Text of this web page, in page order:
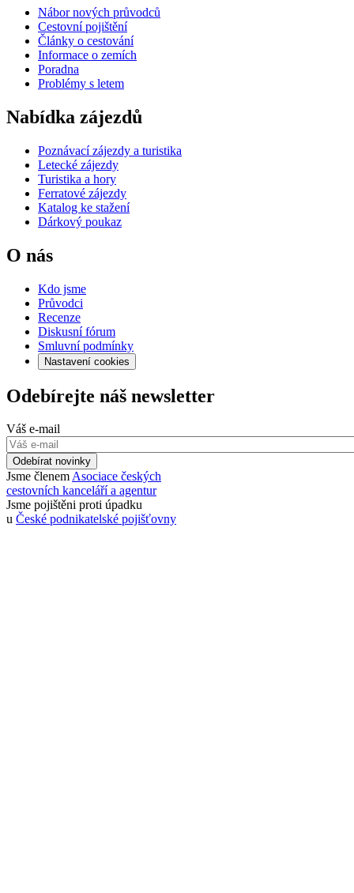
Nábor nových průvodců
Cestovní pojištění
Články o cestování
Informace o zemích
Poradna
Problémy s letem
Nabídka zájezdů
Poznávací zájezdy a turistika
Letecké zájezdy
Turistika a hory
Ferratové zájezdy
Katalog ke stažení
Dárkový poukaz
O nás
Kdo jsme
Průvodci
Recenze
Diskusní fórum
Smluvní podmínky
Nastavení cookies
Odebírejte náš newsletter
Váš e-mail
Odebírat novinky
Jsme členemAsociace českých
cestovních kanceláří a agentur
Jsme pojištěni proti úpadku
u České podnikatelské pojišťovny